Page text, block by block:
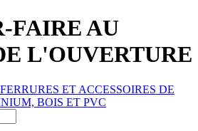
FAIRE AU
L'OUVERTURE